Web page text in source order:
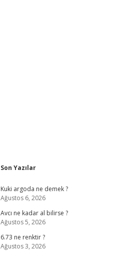
Sidebar
Son Yazılar
Kuki argoda ne demek ?
Ağustos 6, 2026
Avcı ne kadar al bilirse ?
Ağustos 5, 2026
6.73 ne renktir ?
Ağustos 3, 2026